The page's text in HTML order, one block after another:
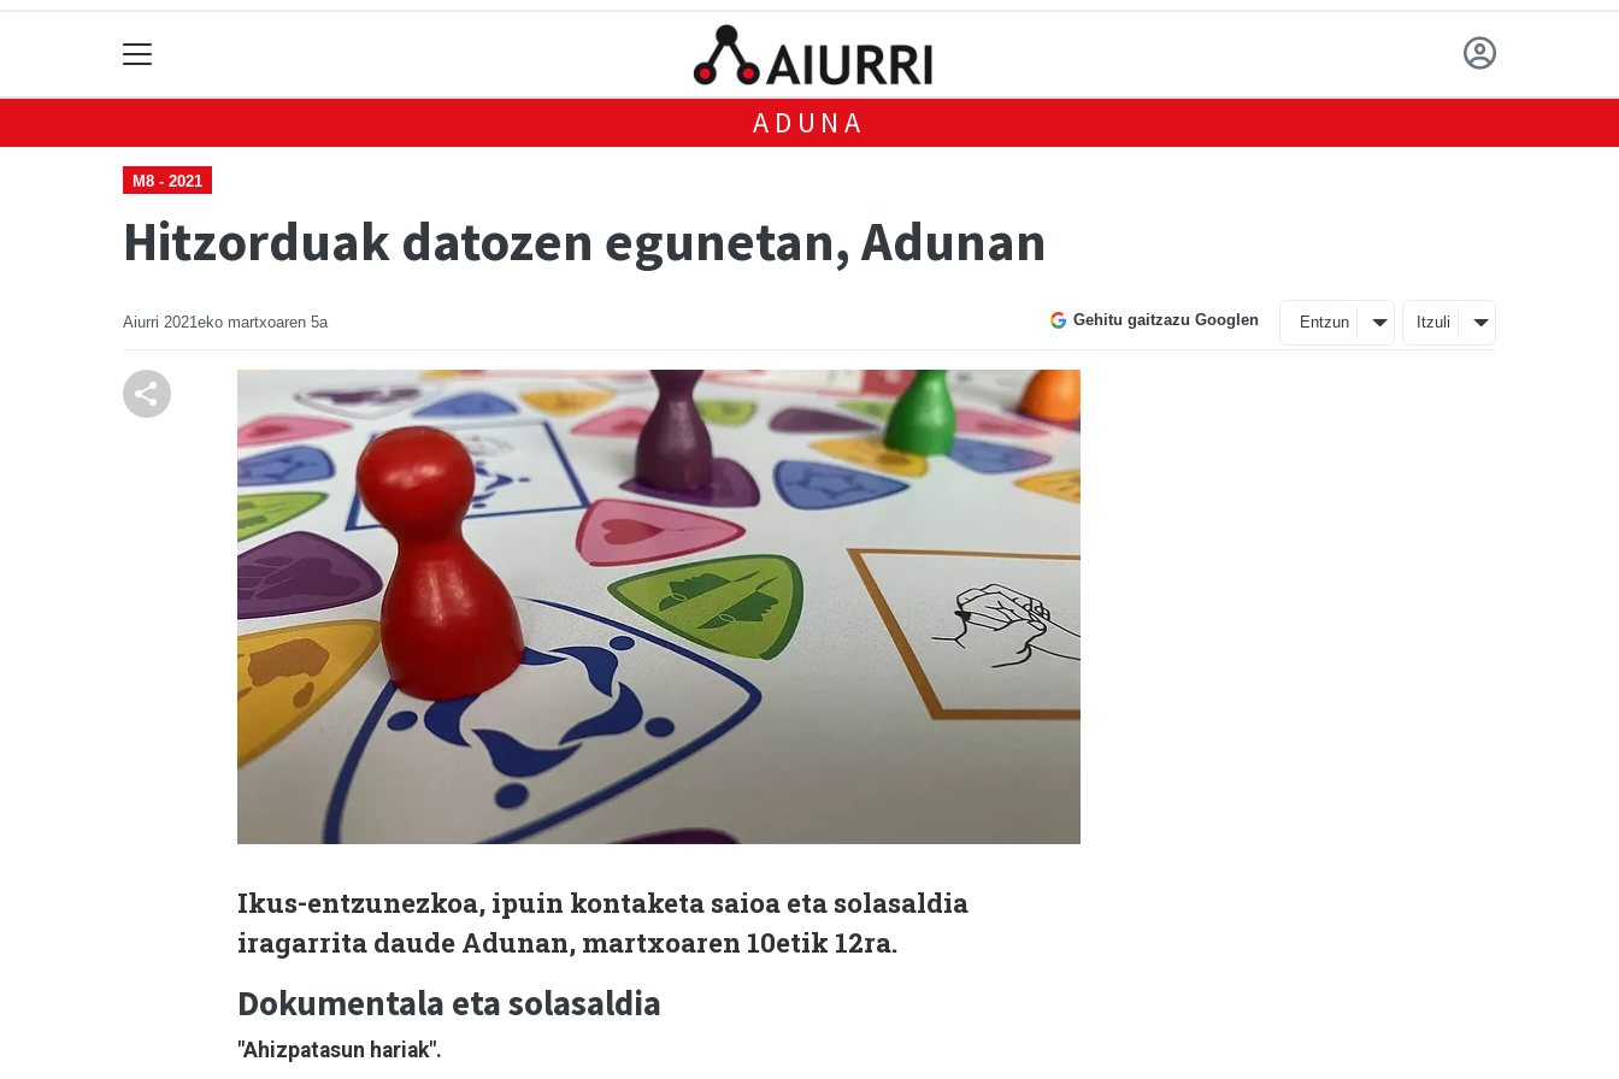
ADUNA
M8 - 2021
Hitzorduak datozen egunetan, Adunan
Aiurri 2021eko martxoaren 5a Gehitu gaitzazu Googlen Entzun Itzuli
Ikus-entzunezkoa, ipuin kontaketa saioa eta solasaldia
iragarrita daude Adunan, martxoaren 10etik 12ra.
Dokumentala eta solasaldia
"Ahizpatasun hariak".